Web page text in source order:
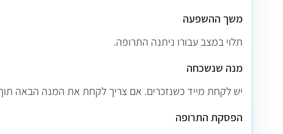
משך ההשפעה
תלוי במצב עבורו ניתנה התרופה.
מנה שנשכחה
יש לקחת מייד כשנזכרים. אם צריך לקחת את המנה הבאה
הפסקת התרופה